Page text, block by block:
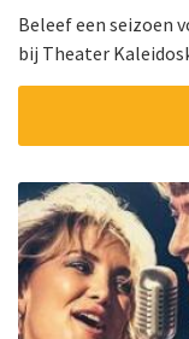
Beleef een seizoen
bij Theater
van Nieuwkoop